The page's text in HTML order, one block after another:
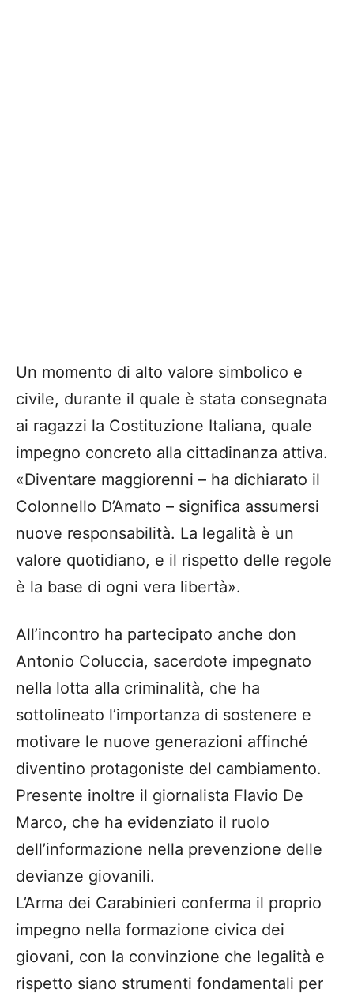
Un momento di alto valore simbolico e
civile, durante il quale è stata consegnata
ai ragazzi la Costituzione Italiana, quale
impegno concreto alla cittadinanza attiva.
«Diventare maggiorenni – ha dichiarato il
Colonnello D’Amato – significa assumersi
nuove responsabilità. La legalità è un
valore quotidiano, e il rispetto delle regole
è la base di ogni vera libertà».
All’incontro ha partecipato anche don
Antonio Coluccia, sacerdote impegnato
nella lotta alla criminalità, che ha
sottolineato l’importanza di sostenere e
motivare le nuove generazioni affinché
diventino protagoniste del cambiamento.
Presente inoltre il giornalista Flavio De
Marco, che ha evidenziato il ruolo
dell’informazione nella prevenzione delle
devianze giovanili.
L’Arma dei Carabinieri conferma il proprio
impegno nella formazione civica dei
giovani, con la convinzione che legalità e
rispetto siano strumenti fondamentali per